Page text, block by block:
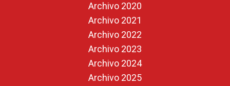
Archivo 2020
Archivo 2021
Archivo 2022
Archivo 2023
Archivo 2024
Archivo 2025